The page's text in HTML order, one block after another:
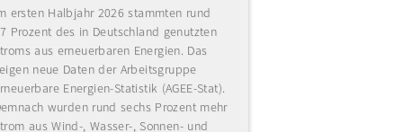
ersten Halbjahr 2026 stammten rund
Prozent des in Deutschland genutzten
aus erneuerbaren Energien. Das
neue Daten der Arbeitsgruppe
Energien-Statistik (AGEE-Stat).
wurden rund sechs Prozent mehr
aus Wind-, Wasser-, Sonnen- und